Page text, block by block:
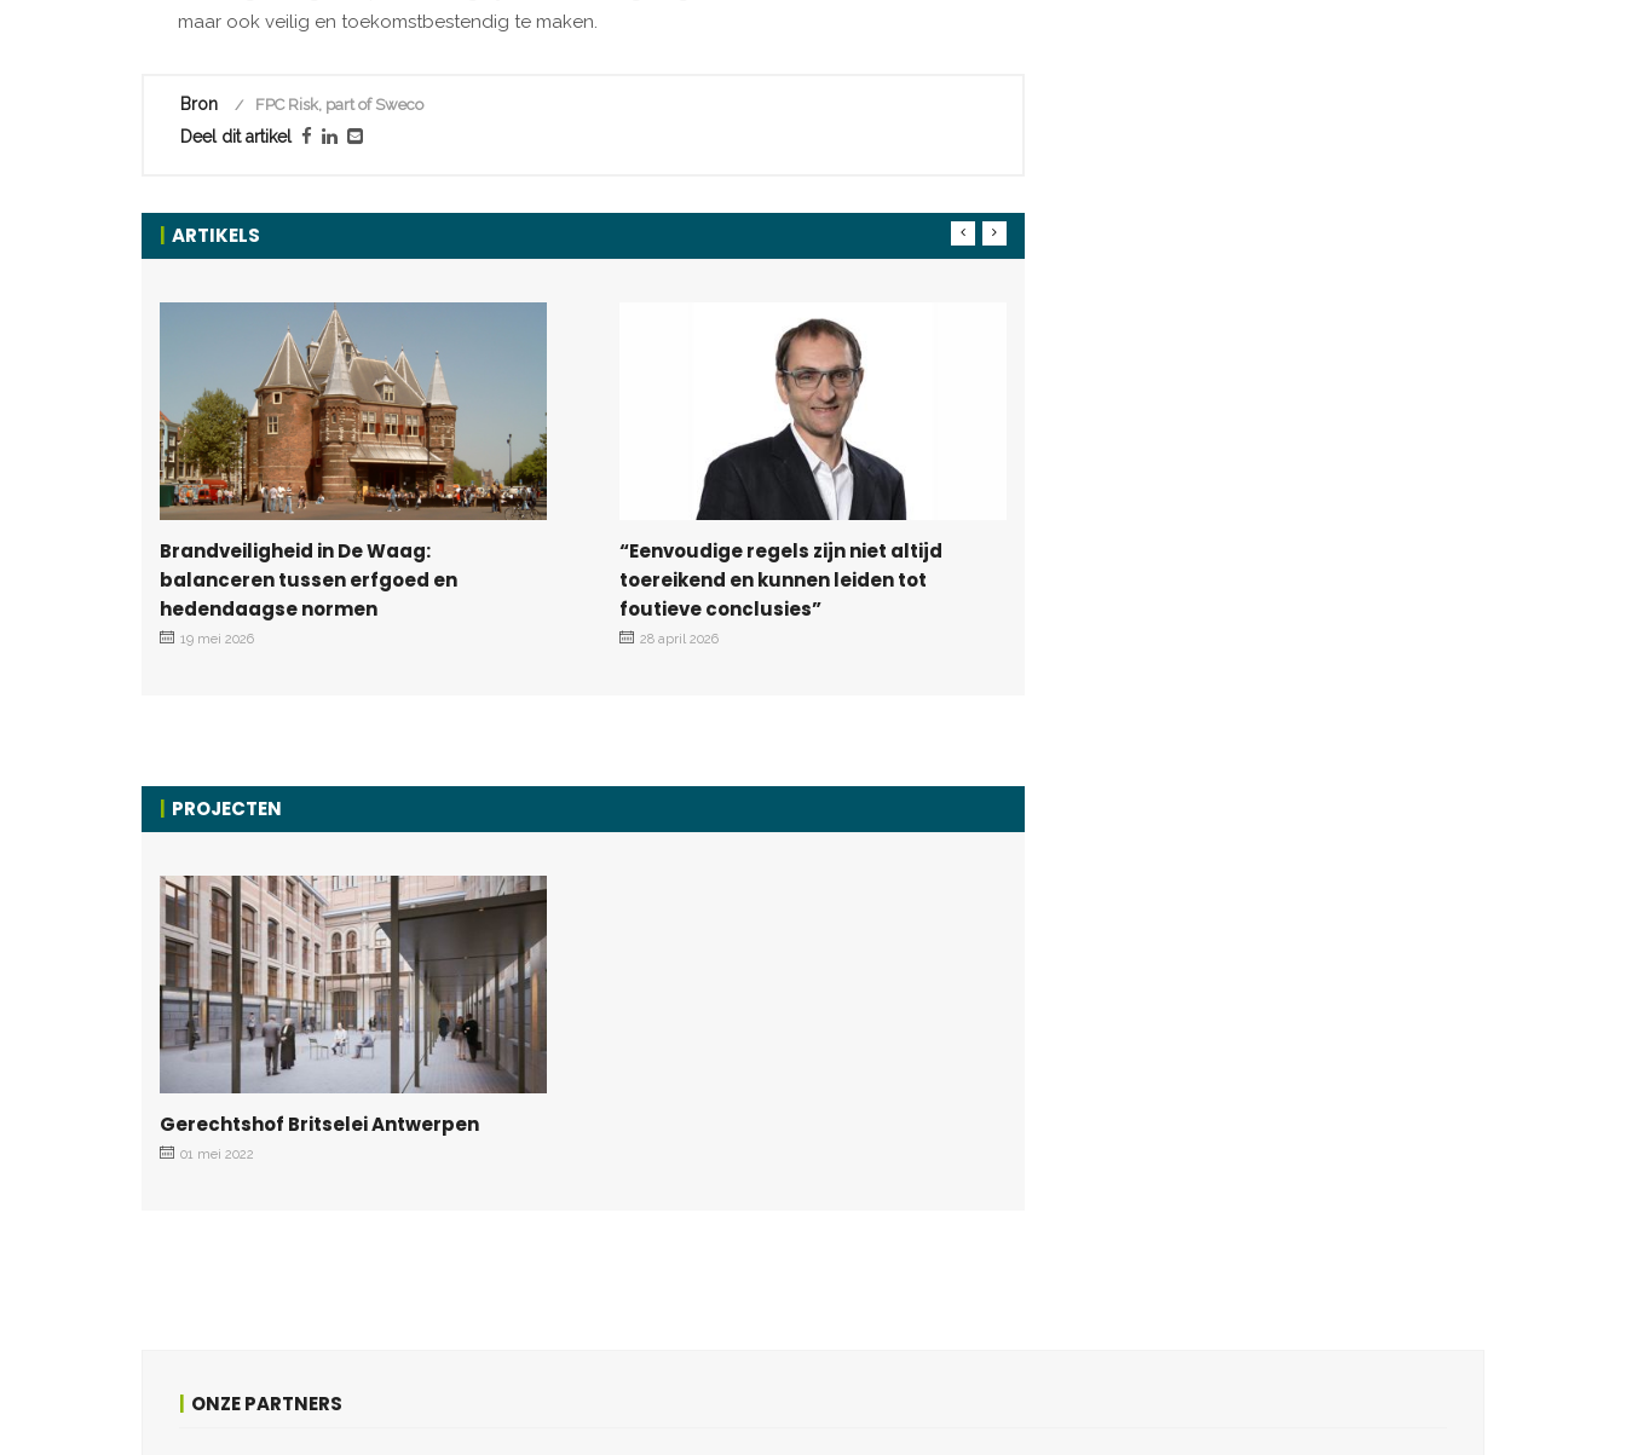
maar ook veilig en toekomstbestendig te maken.
Bron FPC Risk, part of Sweco
Deel dit artikel
ARTIKELS
Brandveiligheid in De Waag:
balanceren tussen erfgoed en
hedendaagse normen
19 mei 2026
“Eenvoudige regels zijn niet altijd
toereikend en kunnen leiden tot
foutieve conclusies”
28 april 2026
PROJECTEN
Gerechtshof Britselei Antwerpen
01 mei 2022
ONZE PARTNERS